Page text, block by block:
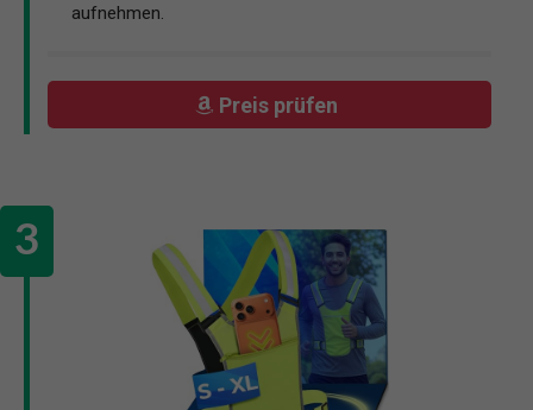
aufnehmen.
Preis prüfen